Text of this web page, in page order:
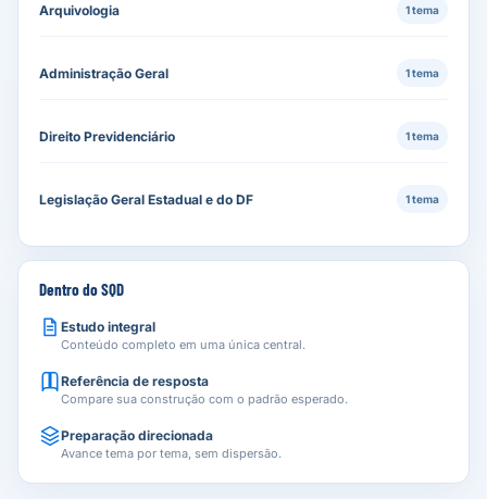
Arquivologia 1 tema
Administração Geral 1 tema
Direito Previdenciário 1 tema
Legislação Geral Estadual e do DF 1 tema
Dentro do SQD
Estudo integral
Conteúdo completo em uma única central.
Referência de resposta
Compare sua construção com o padrão esperado.
Preparação direcionada
Avance tema por tema, sem dispersão.